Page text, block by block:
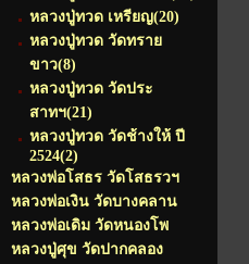
หลวงปู่ทวด เหรียญ(20)
หลวงปู่ทวด วัดทราย
ขาว(8)
หลวงปู่ทวด วัดประ
สาทฯ(21)
หลวงปู่ทวด วัดช้างให้ ปี
2524(2)
หลวงพ่อโสธร วัดโสธรวฯ
หลวงพ่อเงิน วัดบางคลาน
หลวงพ่อเดิม วัดหนองโพ
หลวงปู่ศุข วัดปากคลอง